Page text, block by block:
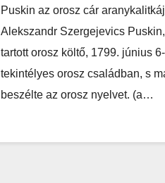
Puskin az orosz cár
Alekszandr Szergejevics
tartott orosz költő, 1799. június
tekintélyes orosz családban, s
beszélte az orosz nyelvet. (a…